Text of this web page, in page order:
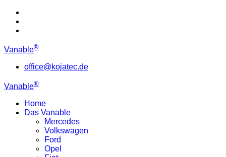
Vanable®
office@kojatec.de
Vanable®
Home
Das Vanable
Mercedes
Volkswagen
Ford
Opel